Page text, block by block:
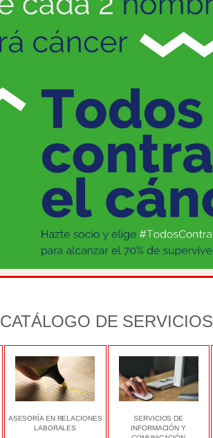
CATÁLOGO DE SERVICIOS
ASESORÍA EN RELACIONES
LABORALES
SERVICIOS DE
INFORMACIÓN Y